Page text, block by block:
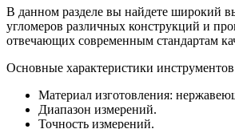
В данном разделе вы найдете широкий
угломеров различных конструкций и
отвечающих современным стандартам
Основные характеристики
Материал изготовления:
Диапазон измерений.
Точность измерений.